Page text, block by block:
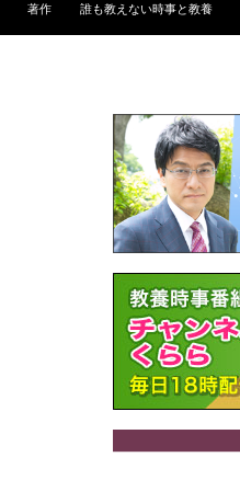
著作 誰も教えない時事と教養